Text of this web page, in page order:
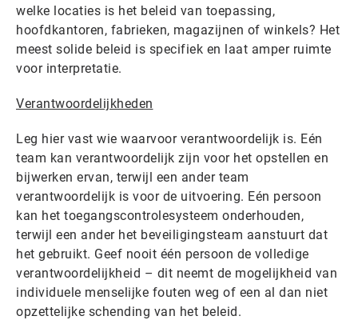
welke locaties is het beleid van toepassing,
hoofdkantoren, fabrieken, magazijnen of winkels? Het
meest solide beleid is specifiek en laat amper ruimte
voor interpretatie.
Verantwoordelijkheden
Leg hier vast wie waarvoor verantwoordelijk is. Eén
team kan verantwoordelijk zijn voor het opstellen en
bijwerken ervan, terwijl een ander team
verantwoordelijk is voor de uitvoering. Eén persoon
kan het toegangscontrolesysteem onderhouden,
terwijl een ander het beveiligingsteam aanstuurt dat
het gebruikt. Geef nooit één persoon de volledige
verantwoordelijkheid – dit neemt de mogelijkheid van
individuele menselijke fouten weg of een al dan niet
opzettelijke schending van het beleid.